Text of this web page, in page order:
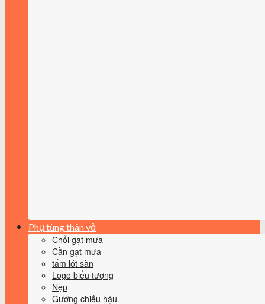
Phụ tùng thân vỏ
Chổi gạt mưa
Cần gạt mưa
tấm lót sàn
Logo biểu tượng
Nẹp
Gương chiếu hậu